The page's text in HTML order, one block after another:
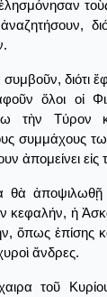
διότι
ὅλοι οἰ
τὴν Τύρον
συμμάχους
ἀπομείνει εἰς
θὰ ἀποψιλωθῇ
κεφαλήν, ἡ
ὅπως ἐπίσης
ἄνδρες.
τοῦ